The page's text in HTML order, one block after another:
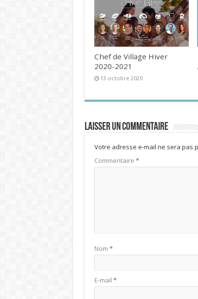
Chef de Village Hiver
2020-2021
13 octobre 2020
Laisser un commentaire
Votre adresse e-mail ne sera pas
Commentaire *
Nom *
E-mail *